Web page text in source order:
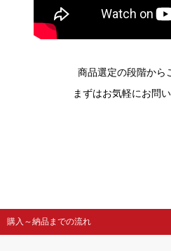
商品選定の段階から
まずはお気軽にお問
購入～納品までの流れ